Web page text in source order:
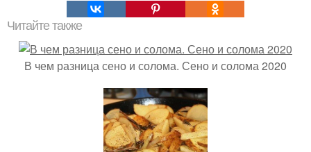
Читайте также
В чем разница сено и солома. Сено и солома 2020